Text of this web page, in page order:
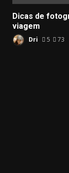
Dicas de
viagem
Dri 5 73